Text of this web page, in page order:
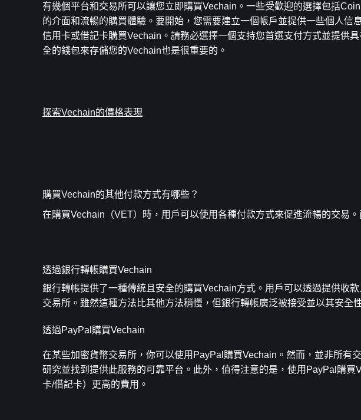
有幾個平台和交易所可以讓您立即購買Vechain。一些受歡迎的選擇包括
的介面和流暢的購買體驗。要開始，您需要建立一個帳戶並提供一些個人信
信用卡或借記卡購買Vechain。請務必選擇一個支持您首選支付方式並提供
全的錢包來存儲您的Vechain也是很重要的。
探索Vechain的價格表現
購買Vechain的其他付款方式有哪些？
在購買Vechain（VET）時，用戶可以使用各種付款方式來促進流暢的交易
透過銀行轉帳購買Vechain
銀行轉帳提供了一種傳統且安全的購買Vechain方式。用戶可以透過提供收
交易所。雖然這種方法比其他方法稍慢，但銀行轉帳廣泛被接受並以其安全
透過PayPal購買Vechain
在某些加密貨幣交易所，你可以使用PayPal購買Vechain。然而，並非所有
研究並找到提供此服務的可靠平台。此外，值得注意的是，使用PayPal購
卡/借記卡）更高的費用。